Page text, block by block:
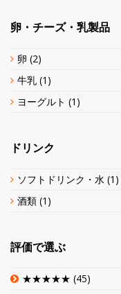
卵・チーズ・乳製品
卵 (2)
牛乳 (1)
ヨーグルト (1)
ドリンク
ソフトドリンク・水 (1)
酒類 (1)
評価で選ぶ
★★★★★ (45)